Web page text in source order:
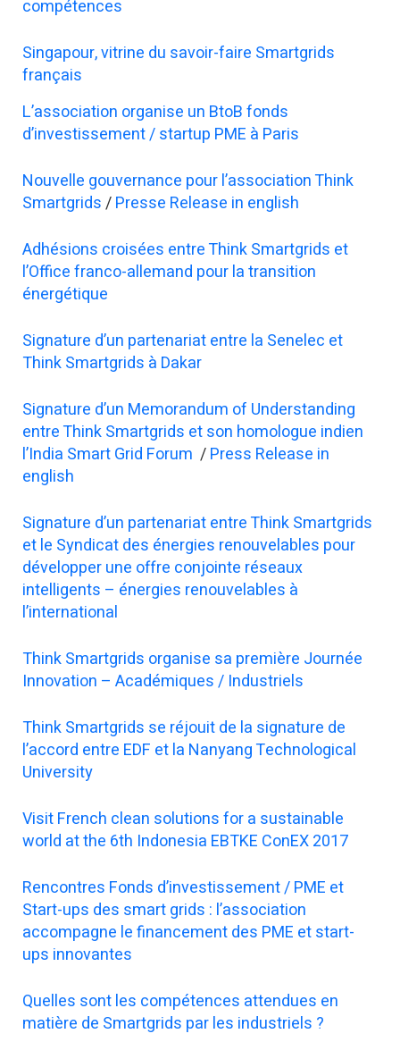
compétences
Singapour, vitrine du savoir-faire Smartgrids
français
L’association organise un BtoB fonds
d’investissement / startup PME à Paris
Nouvelle gouvernance pour l’association Think
Smartgrids/Presse Release in english
Adhésions croisées entre Think Smartgrids et
l’Office franco-allemand pour la transition
énergétique
Signature d’un partenariat entre la Senelec et
Think Smartgrids à Dakar
Signature d’un Memorandum of Understanding
entre Think Smartgrids et son homologue indien
l’India Smart Grid Forum /Press Release in
english
Signature d’un partenariat entre Think Smartgrids
et le Syndicat des énergies renouvelables pour
développer une offre conjointe réseaux
intelligents – énergies renouvelables à
l’international
Think Smartgrids organise sa première Journée
Innovation – Académiques / Industriels
Think Smartgrids se réjouit de la signature de
l’accord entre EDF et la Nanyang Technological
University
Visit French clean solutions for a sustainable
world at the 6th Indonesia EBTKE ConEX 2017
Rencontres Fonds d’investissement / PME et
Start-ups des smart grids : l’association
accompagne le financement des PME et start-
ups innovantes
Quelles sont les compétences attendues en
matière de Smartgrids par les industriels ?